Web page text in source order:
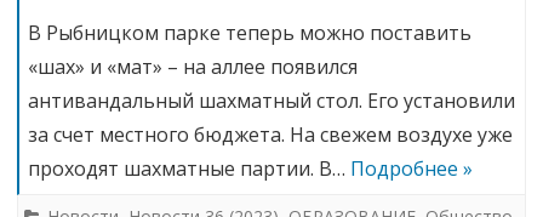
В Рыбницком парке теперь можно поставить
«шах» и «мат» – на аллее появился
антивандальный шахматный стол. Его установили
за счет местного бюджета. На свежем воздухе уже
проходят шахматные партии. В… Подробнее »